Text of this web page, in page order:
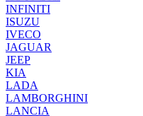
INFINITI
ISUZU
IVECO
JAGUAR
JEEP
KIA
LADA
LAMBORGHINI
LANCIA